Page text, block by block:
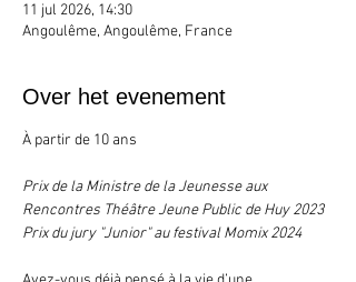
11 jul 2026, 14:30
Angoulême, Angoulême, France
Over het evenement
À partir de 10 ans
Prix de la Ministre de la Jeunesse aux
Rencontres Théâtre Jeune Public de Huy 2023
Prix du jury "Junior" au festival Momix 2024